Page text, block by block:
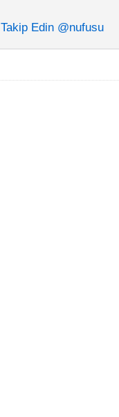
Takip Edin @nufusu